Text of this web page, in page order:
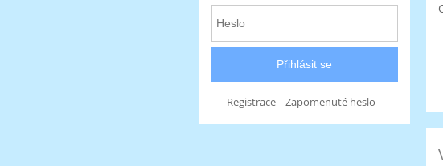
Registrace Zapomenuté heslo